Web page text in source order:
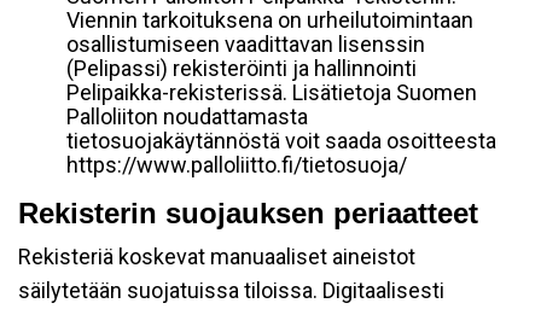
Viennin tarkoituksena on urheilutoimintaan
osallistumiseen vaadittavan lisenssin
(Pelipassi) rekisteröinti ja hallinnointi
Pelipaikka-rekisterissä. Lisätietoja Suomen
Palloliiton noudattamasta
tietosuojakäytännöstä voit saada osoitteesta
https://www.palloliitto.fi/tietosuoja/
Rekisterin suojauksen periaatteet
Rekisteriä koskevat manuaaliset aineistot
säilytetään suojatuissa tiloissa. Digitaalisesti